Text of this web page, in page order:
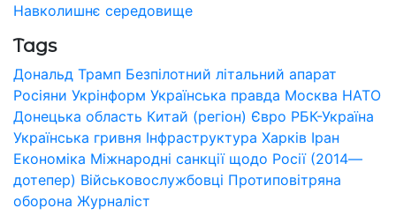
Навколишнє середовище
Tags
Дональд Трамп Безпілотний літальний апарат
Росіяни Укрінформ Українська правда Москва НАТО
Донецька область Китай (регіон) Євро РБК-Україна
Українська гривня Інфраструктура Харків Іран
Економіка Міжнародні санкції щодо Росії (2014—
дотепер) Військовослужбовці Протиповітряна
оборона Журналіст